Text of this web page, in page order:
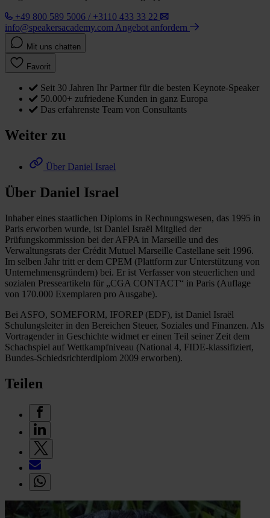
+49 800 589 5006 / +3110 433 33 22
info@speakersacademy.com Angebot anfordern
Mit uns chatten
Favorit
Seit 30 Jahren Ihr Partner für die besten Keynote-Speaker
50.000+ zufriedene Kunden in ganz Europa
Das erfahrenste Team von Consultants
Weiter zu
Über Daniel Israel
Über Daniel Israel
Inhaber eines staatlichen Diploms in Rechnungswesen, das 1995 in
Paris erworben wurde, ist Daniel Israël Mitglied der
Prüfungskommission bei der AFPA in Marseille und des
Verwaltungsrats der Crédit Mutuel Marseille Castellane seit 1996.
Im selben Jahr tritt er dem CPEM (Plattform zur Unterstützung von
Unternehmensgründern) bei. Er ist Verfasser von steuerlichen und
sozialen Presseartikeln für „CGA CONTACT“ in Paris (Auflage
von 170.000 Exemplaren pro Ausgabe).
Bei ASFO, SOMEFORM, IFOREP (EDF), ist Daniel Israël
Schulungsleiter in den Bereichen Steuer, Soziales und Finanzen. Als
Vortragender in Geschichte widmet er einen Teil seiner Zeit dem
Schachspiel auf Wettkampfniveau (National 4, FIDE-klassifiziert,
Bundes-Schiedsrichterdiplom 2009 erworben).
Teilen